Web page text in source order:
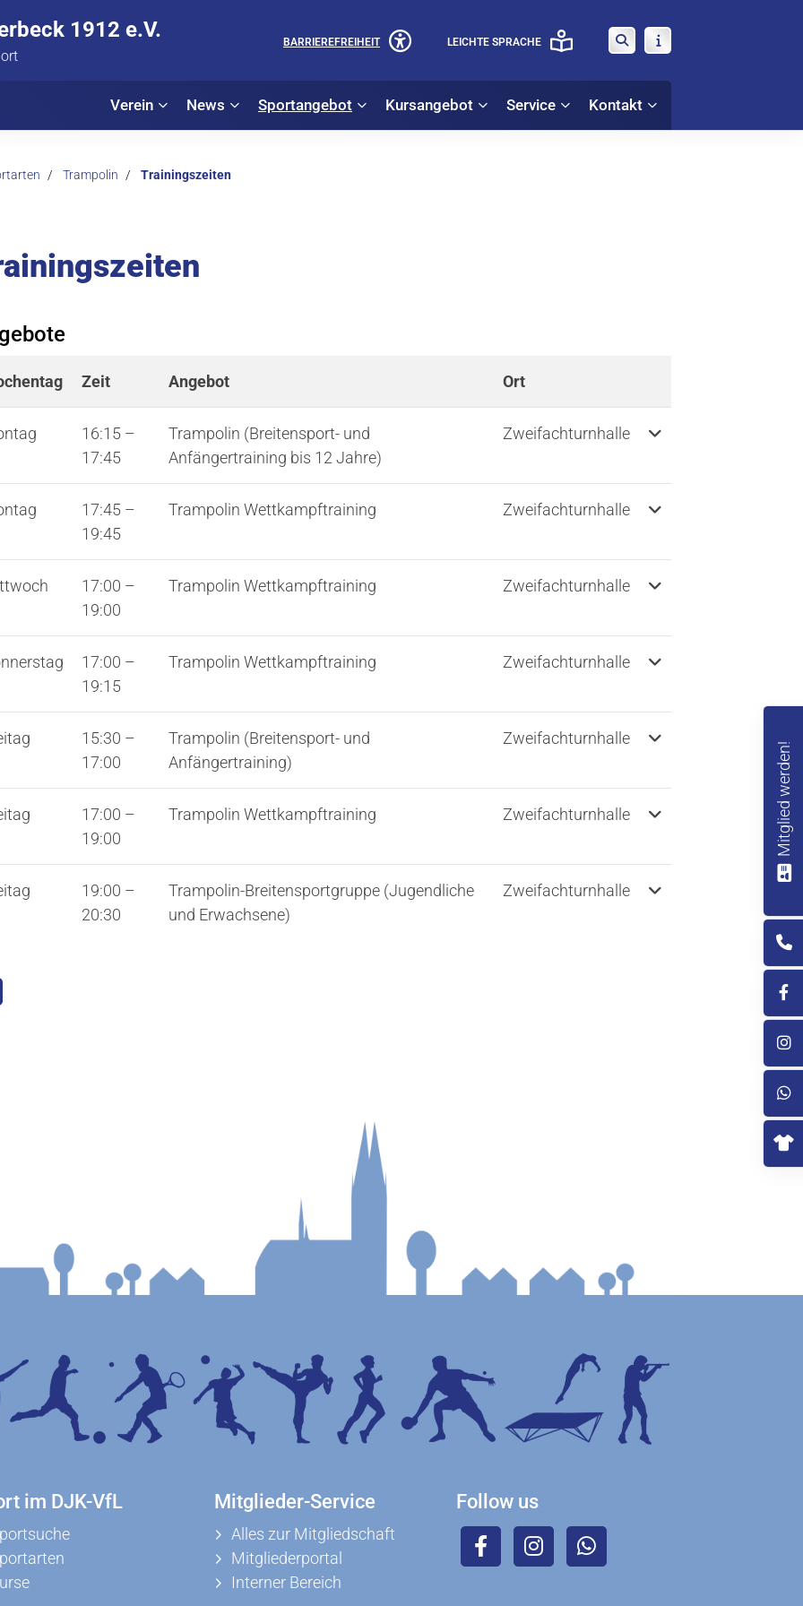
1912 e.V. BARRIEREFREIHEIT LEICHTE SPRACHE
Verein News Sportangebot Kursangebot Service Kontakt
Trampolin Trainingszeiten
Zeit Angebot
Ort
Weitere
16:15 –
17:45
Trampolin (Breitensport- und
Anfängertraining bis 12 Jahre)
Zweifachturnhalle
17:45 –
19:45
Trampolin Wettkampftraining Zweifachturnhalle
17:00 –
19:00
Trampolin Wettkampftraining Zweifachturnhalle
17:00 –
19:15
Trampolin Wettkampftraining Zweifachturnhalle
15:30 –
17:00
Trampolin (Breitensport- und
Anfängertraining)
Zweifachturnhalle
17:00 –
19:00
Trampolin Wettkampftraining Zweifachturnhalle
19:00 –
20:30
Trampolin-Breitensportgruppe (Jugendliche
und Erwachsene)
Zweifachturnhalle
im DJK-VfL Mitglieder-Service
Alles zur Mitgliedschaft
Mitgliederportal
Interner Bereich
Follow us
Mitglied werden!
Sport im DJK-VfL
Sportsuche
Sportarten
Kurse
Mitglieder-Service
Alles zur Mitgliedschaft
Mitgliederportal